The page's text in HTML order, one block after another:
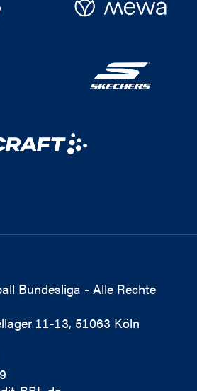
Bundesliga - Alle Rechte
11-13, 51063 Köln